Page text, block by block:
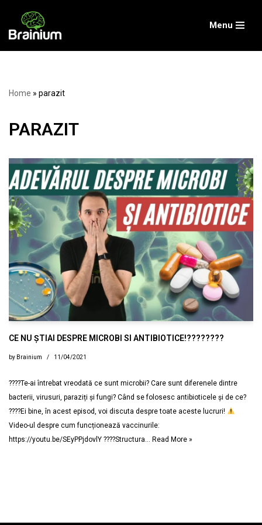
Skip
Menu
Home » parazit
PARAZIT
CE NU ȘTIAI DESPRE MICROBI SI ANTIBIOTICE!????????
by Brainium 11/04/2021
????Te-ai întrebat vreodată ce sunt microbii? Care sunt diferenele dintre
bacterii, virusuri, paraziți și fungi? Când se folosesc antibioticele și de ce?
????Ei bine, în acest episod, voi discuta despre toate aceste lucruri!
Video-ul despre cum funcționează vaccinurile:
https://youtu.be/SEyPPjdovlY ????Structura… Read More »